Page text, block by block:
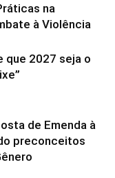
na
à Violência
que 2027 seja o
de Emenda à
preconceitos